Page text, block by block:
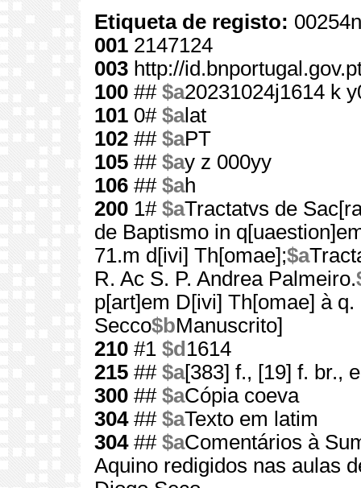
Etiqueta de registo:
001 2147124
003 http://
100 ## $a20231024j1614 k
101 0# $alat
102 ## $aPT
105 ## $ay z 000yy
106 ## $ah
200 1# $aTractatvs de
de Baptismo in
71.m d[ivi] Th[omae];$a
R. Ac S. P. Andrea Palmeiro.
p[art]em D[ivi] Th[omae] à q.
Secco$bManuscrito]
210 #1 $d 1614
215 ## $a[383] f., [19] f. br.,
300 ## $aCópia coeva
304## $aTexto em latim
304## $aComentários à
Aquino redigidos nas aulas